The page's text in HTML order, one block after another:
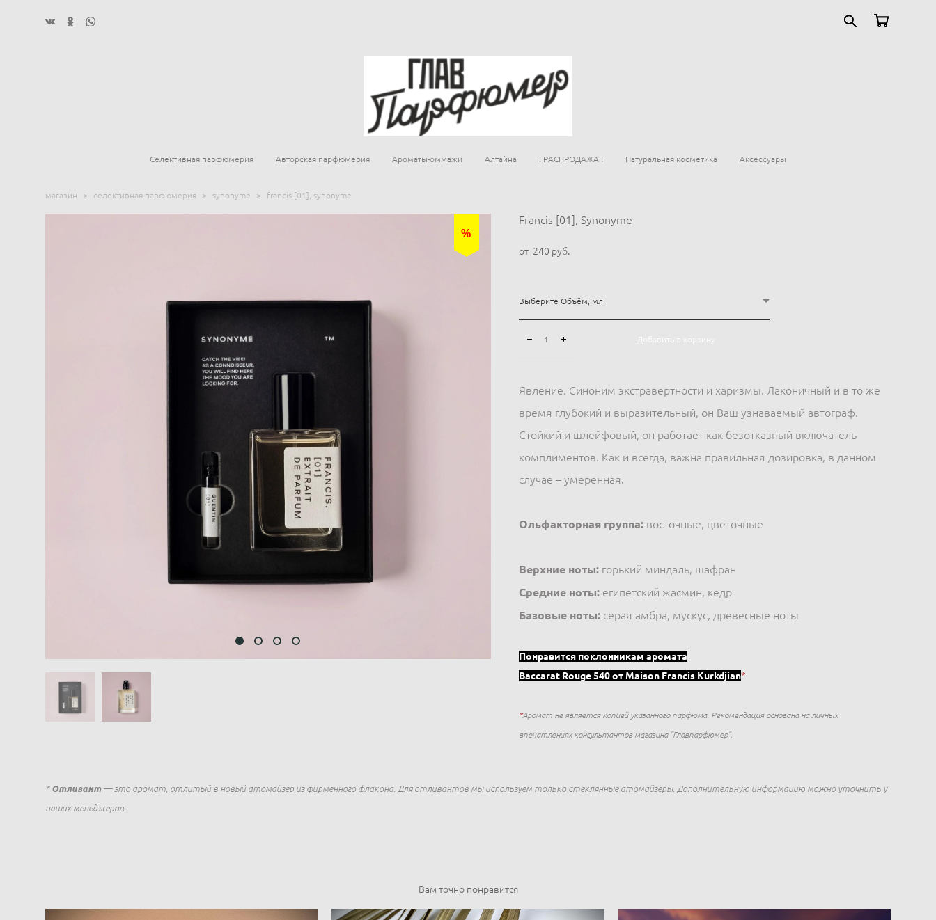
Селективная парфюмерия Авторская парфюмерия Ароматы-оммажи Алтайна ! РАСПРОДАЖА ! Натуральная косметика Аксессуары
магазин > селективная парфюмерия > synonyme > francis [01], synonyme
%
Francis [01], Synonyme
от 240 pуб.
Выберите Объём, мл.
Добавить в корзину
Явление. Синоним экстравертности и харизмы. Лаконичный и в то же
время глубокий и выразительный, он Ваш узнаваемый автограф.
Стойкий и шлейфовый, он работает как безотказный включатель
комплиментов. Как и всегда, важна правильная дозировка, в данном
случае – умеренная.
Ольфакторная группа:восточные, цветочные
Верхние ноты:горький миндаль, шафран
Средние ноты:египетский жасмин, кедр
Базовые ноты:серая амбра, мускус, древесные ноты
Понравится поклонникам аромата
Baccarat Rouge 540 от Maison Francis Kurkdjian*
*Аромат не является копией указанного парфюма. Рекомендация основана на личных
впечатлениях консультантов магазина "Главпарфюмер".
*Отливант— это аромат, отлитый в новый атомайзер из фирменного флакона. Для отливантов мы используем только стеклянные атомайзеры. Дополнительную информацию можно уточнить у
наших менеджеров.
Вам точно понравится